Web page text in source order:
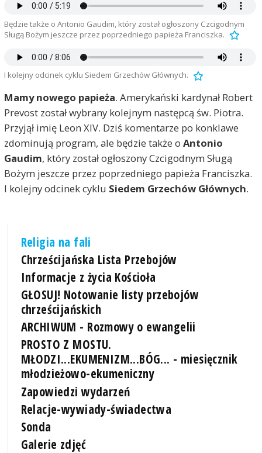
Będzie także o Antonio Gaudim, który został ogłoszony Czcigodnym
Sługą Bożym jeszcze przez poprzedniego papieża Franciszka.
I kolejny odcinek cyklu Siedem Grzechów Głównych.
Mamy nowego papieża. Amerykański kardynał Robert
Prevost został wybrany kolejnym następcą św. Piotra.
Przyjął imię Leon XIV. Dziś komentarze po konklawe
zdominują program, ale będzie także o Antonio
Gaudim, który został ogłoszony Czcigodnym Sługą
Bożym jeszcze przez poprzedniego papieża Franciszka.
I kolejny odcinek cyklu Siedem Grzechów Głównych.
Religia na fali
Chrześcijańska Lista Przebojów
Informacje z życia Kościoła
GŁOSUJ! Notowanie listy przebojów
chrześcijańskich
ARCHIWUM - Rozmowy o ewangelii
PROSTO Z MOSTU.
MŁODZI...EKUMENIZM...BÓG... - miesięcznik
młodzieżowo-ekumeniczny
Zapowiedzi wydarzeń
Relacje-wywiady-świadectwa
Sonda
Galerie zdjęć